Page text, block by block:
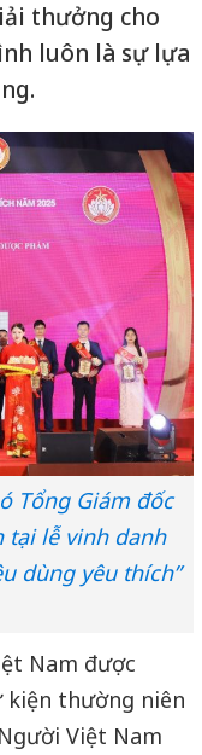
thưởng cho
luôn là sự lựa
Tổng Giám đốc
tại lễ vinh danh
dùng yêu thích”
Nam được
kiện thường niên
Việt Nam